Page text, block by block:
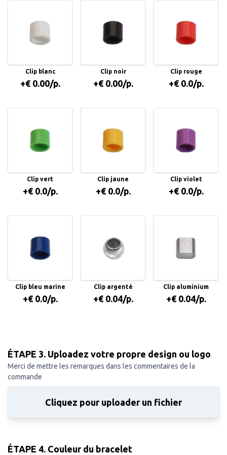
Clip blanc
+€ 0.00/p.
Clip noir
+€ 0.00/p.
Clip rouge
+€ 0.0/p.
Clip vert
+€ 0.0/p.
Clip jaune
+€ 0.0/p.
Clip violet
+€ 0.0/p.
Clip bleu marine
+€ 0.0/p.
Clip argenté
+€ 0.04/p.
Clip aluminium
+€ 0.04/p.
ÉTAPE 3. Uploadez votre propre design ou logo
Merci de mettre les remarques dans les commentaires de la
commande
Cliquez pour uploader un fichier
ÉTAPE 4. Couleur du bracelet